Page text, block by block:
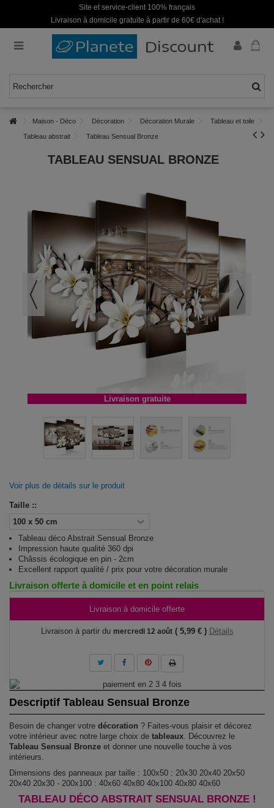
Site et service-client 100% français
Livraison à domicile gratuite à partir de 60€ d'achat !
Maison - Déco Décoration Décoration Murale Tableau et toile
Tableau abstrait Tableau Sensual Bronze
TABLEAU SENSUAL BRONZE
Livraison gratuite
Voir plus de détails sur le produit
Taille ::
Tableau déco Abstrait Sensual Bronze
Impression haute qualité 360 dpi
Châssis écologique en pin - 2cm
Excellent rapport qualité / prix pour votre décoration murale
Livraison offerte à domicile et en point relais
Livraison à domicile offerte
Livraison à partir du mercredi 12 août ( 5,99 € ) Détails
Descriptif Tableau Sensual Bronze
Besoin de changer votre décoration ? Faites-vous plaisir et décorez
votre intérieur avec notre large choix de tableaux. Découvrez le
Tableau Sensual Bronze et donner une nouvelle touche à vos
intérieurs.
Dimensions des panneaux par taille : 100x50 : 20x30 20x40 20x50
20x40 20x30 - 200x100 : 40x60 40x80 40x100 40x80 40x60
TABLEAU DÉCO ABSTRAIT SENSUAL BRONZE !